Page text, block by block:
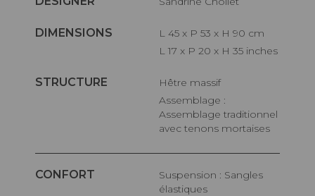
DIMENSIONS
L 45 x P 53 x H 90 cm
L 17 x P 20 x H 35 inches
STRUCTURE
Hêtre massif
Assemblage :
Assemblage traditionnel
avec tenons mortaises
CONFORT
Suspension : Sangles
élastiques